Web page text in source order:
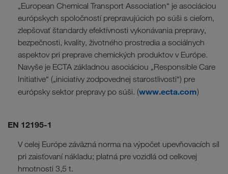
„European Chemical Transport Association“ je asociáciou
európskych spoločností prepravujúcich po súši s cieľom,
zlepšovať štandardy efektívnosti vykonávania prepravy,
bezpečnosti, kvality, životného prostredia a sociálnych
aspektov pri preprave chemických produktov v Európe.
Navyše je ECTA základnou asociáciou „Responsible Care
Initiative“ („iniciatívy zodpovednej starostlivosti“) pre
európsky sektor prepravy po súši. (www.ecta.com)
EN 12195-1
V celej Európe záväzná norma na výpočet upevňovacích síl
pri zaisťovaní nákladu; platná pre vozidlá od celkovej
hmotnosti 3,5 t.